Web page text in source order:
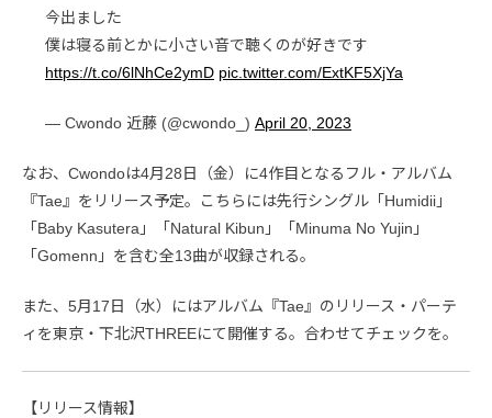
今出ました
僕は寝る前とかに小さい音で聴くのが好きです
https://t.co/6lNhCe2ymD pic.twitter.com/ExtKF5XjYa
— Cwondo 近藤 (@cwondo_) April 20, 2023
なお、Cwondoは4月28日（金）に4作目となるフル・アルバム
『Tae』をリリース予定。こちらには先行シングル「Humidii」
「Baby Kasutera」「Natural Kibun」「Minuma No Yujin」
「Gomenn」を含む全13曲が収録される。
また、5月17日（水）にはアルバム『Tae』のリリース・パーテ
ィを東京・下北沢THREEにて開催する。合わせてチェックを。
【リリース情報】